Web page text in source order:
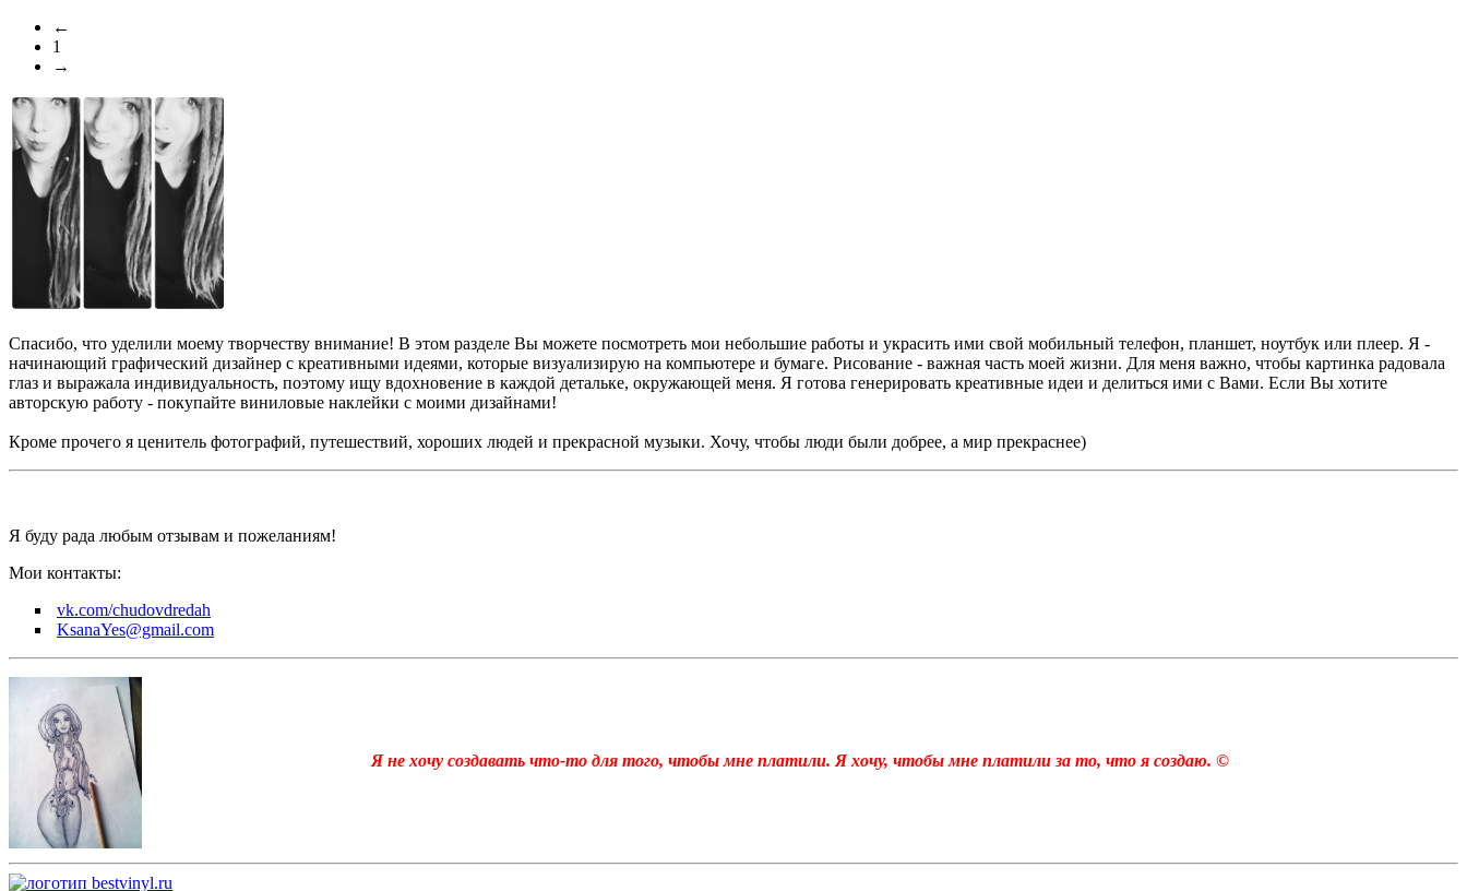
←
1
→
Спасибо, что уделили моему творчеству внимание! В этом разделе Вы можете посмотреть мои небольшие работы и украсить ими свой мобильный телефон, планшет, ноутбук или плеер. Я -
начинающий графический дизайнер с креативными идеями, которые визуализирую на компьютере и бумаге. Рисование - важная часть моей жизни. Для меня важно, чтобы картинка радовала
глаз и выражала индивидуальность, поэтому ищу вдохновение в каждой детальке, окружающей меня. Я готова генерировать креативные идеи и делиться ими с Вами. Если Вы хотите
авторскую работу - покупайте виниловые наклейки с моими дизайнами!
Кроме прочего я ценитель фотографий, путешествий, хороших людей и прекрасной музыки. Хочу, чтобы люди были добрее, а мир прекраснее)
Я буду рада любым отзывам и пожеланиям!
Мои контакты:
vk.com/chudovdredah
KsanaYes@gmail.com
Я не хочу создавать что-то для того, чтобы мне платили. Я хочу, чтобы мне платили за то, что я создаю. ©